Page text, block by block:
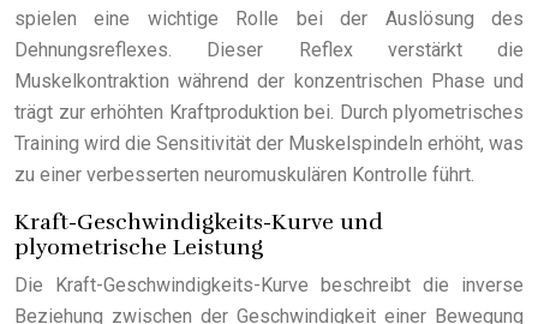
spielen eine wichtige Rolle bei der Auslösung des
Dehnungsreflexes. Dieser Reflex verstärkt die
Muskelkontraktion während der konzentrischen Phase und
trägt zur erhöhten Kraftproduktion bei. Durch plyometrisches
Training wird die Sensitivität der Muskelspindeln erhöht, was
zu einer verbesserten neuromuskulären Kontrolle führt.
Kraft-Geschwindigkeits-Kurve und
plyometrische Leistung
Die Kraft-Geschwindigkeits-Kurve beschreibt die inverse
Beziehung zwischen der Geschwindigkeit einer Bewegung